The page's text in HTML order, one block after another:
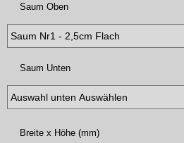
Saum Oben
Saum Unten
Breite x Höhe (mm)